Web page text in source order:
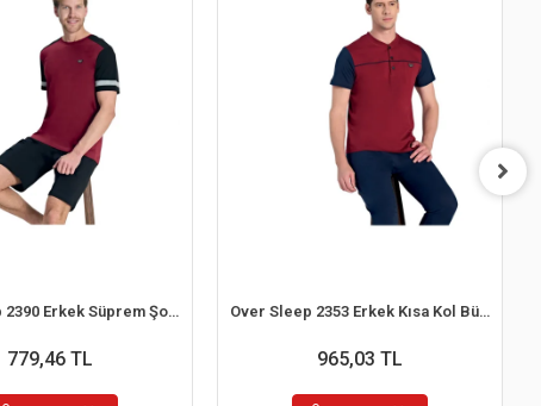
Over Sleep 2390 Erkek Süprem Şort Yazlık Pijama Takım (M-L-XL-2XL)
779,46 TL
Over Sleep 2353 Erkek Kısa Kol Büyük Beden Süprem Pijama Takım (L-XL-XXL-3XL)
965,03 TL